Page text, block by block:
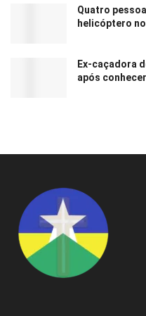
Quatro
helicóptero
Ex-caçadora
após